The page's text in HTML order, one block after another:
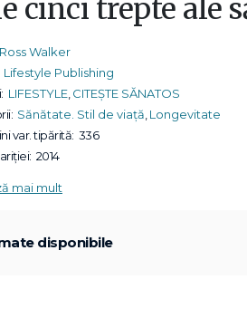
cinci trepte ale
Walker
Lifestyle Publishing
LIFESTYLE, CITEȘTE SĂNATOS
Sănătate. Stil de viață Longevitate
var. tipărită: 336
2014
mai mult
disponibile